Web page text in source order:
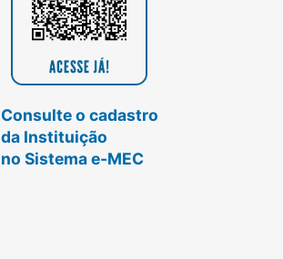
Consulte o cadastro
da Instituição
no Sistema e-MEC